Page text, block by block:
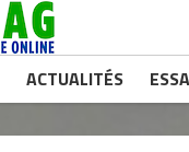
ACTUALITÉS